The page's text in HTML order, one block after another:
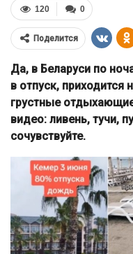
0
120
Поделится
Да, в Беларуси по
в отпуск, приходится
грустные
видео: ливень, тучи,
сочувствуйте.